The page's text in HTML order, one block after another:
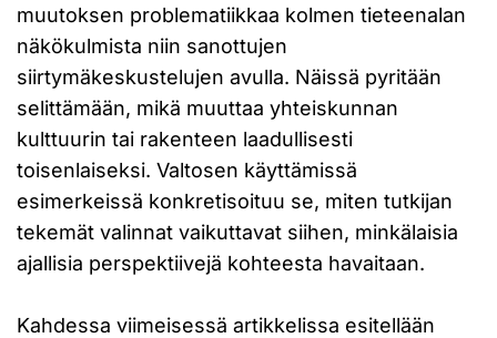
muutoksen problematiikkaa kolmen tieteenalan
näkökulmista niin sanottujen
siirtymäkeskustelujen avulla. Näissä pyritään
selittämään, mikä muuttaa yhteiskunnan
kulttuurin tai rakenteen laadullisesti
toisenlaiseksi. Valtosen käyttämissä
esimerkeissä konkretisoituu se, miten tutkijan
tekemät valinnat vaikuttavat siihen, minkälaisia
ajallisia perspektiivejä kohteesta havaitaan.
Kahdessa viimeisessä artikkelissa esitellään